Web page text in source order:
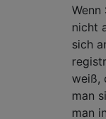
Wenn
nicht
sich
weiß,
man
man